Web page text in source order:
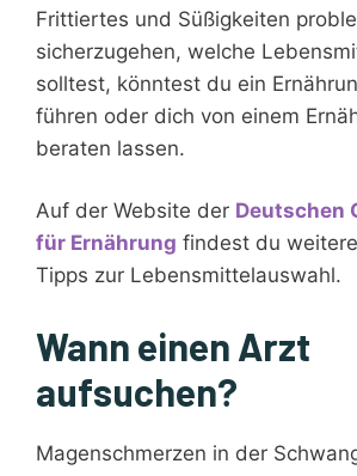
Frittiertes und Süßigkeiten
sicherzugehen, welche
solltest, könntest du ein
führen oder dich von einem
beraten lassen.
Auf der Website der Deutschen
für Ernährung findest du
Tipps zur Lebensmittelauswahl.
Wann einen Arzt
aufsuchen?
Magenschmerzen in der